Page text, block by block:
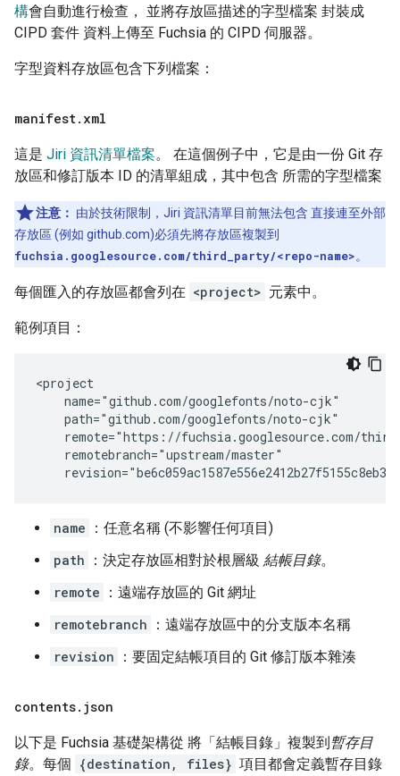
構會自動進行檢查， 並將存放區描述的字型檔案 封裝成
CIPD 套件 資料上傳至 Fuchsia 的 CIPD 伺服器。
字型資料存放區包含下列檔案：
manifest. xml
這是 Jiri 資訊清單檔案。 在這個例子中，它是由一份 Git 存
放區和修訂版本 ID 的清單組成，其中包含 所需的字型檔案
注意： 由於技術限制，Jiri 資訊清單目前無法包含 直接連至外部
存放區 (例如 github.com)必須先將存放區複製到
fuchsia.googlesource.com/third_party/<repo-name>。
每個匯入的存放區都會列在 <project> 元素中。
範例項目：
name
：任意名稱 (不影響任何項目)
path
：決定存放區相對於根層級 結帳目錄。
remote
：遠端存放區的 Git 網址
remotebranch
：遠端存放區中的分支版本名稱
revision
：要固定結帳項目的 Git 修訂版本雜湊
contents. json
以下是 Fuchsia 基礎架構從 將「結帳目錄」 複製到暫存目
錄。每個 {destination, files} 項目都會定義暫存目錄